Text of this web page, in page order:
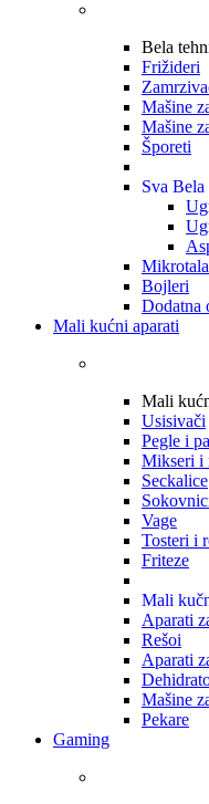
Bela
Frižideri
Mašine
Mašine
Šporeti
Sva Bela
Bojleri
Dodatna
Mali kućni aparati
Mali
Usisivači
Pegle i
Mikseri i
Seckalice
Vage
Tosteri i
Friteze
Mali
Aparati
Rešoi
Aparati
Mašine
Pekare
Gaming